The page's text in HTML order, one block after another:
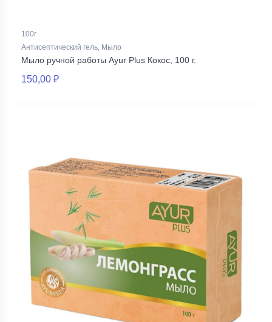
100г
Антисептический гель, Мыло
Мыло ручной работы Ayur Plus Кокос, 100 г.
150,00 ₽